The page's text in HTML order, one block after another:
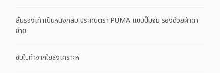
ลิ้นรองเท้าเป็นหนังกลับ ประทับตรา PUMA แบบปั๊มจม รองด้วยผ้าตา
ข่าย
ซับในทำจากใยสังเคราะห์